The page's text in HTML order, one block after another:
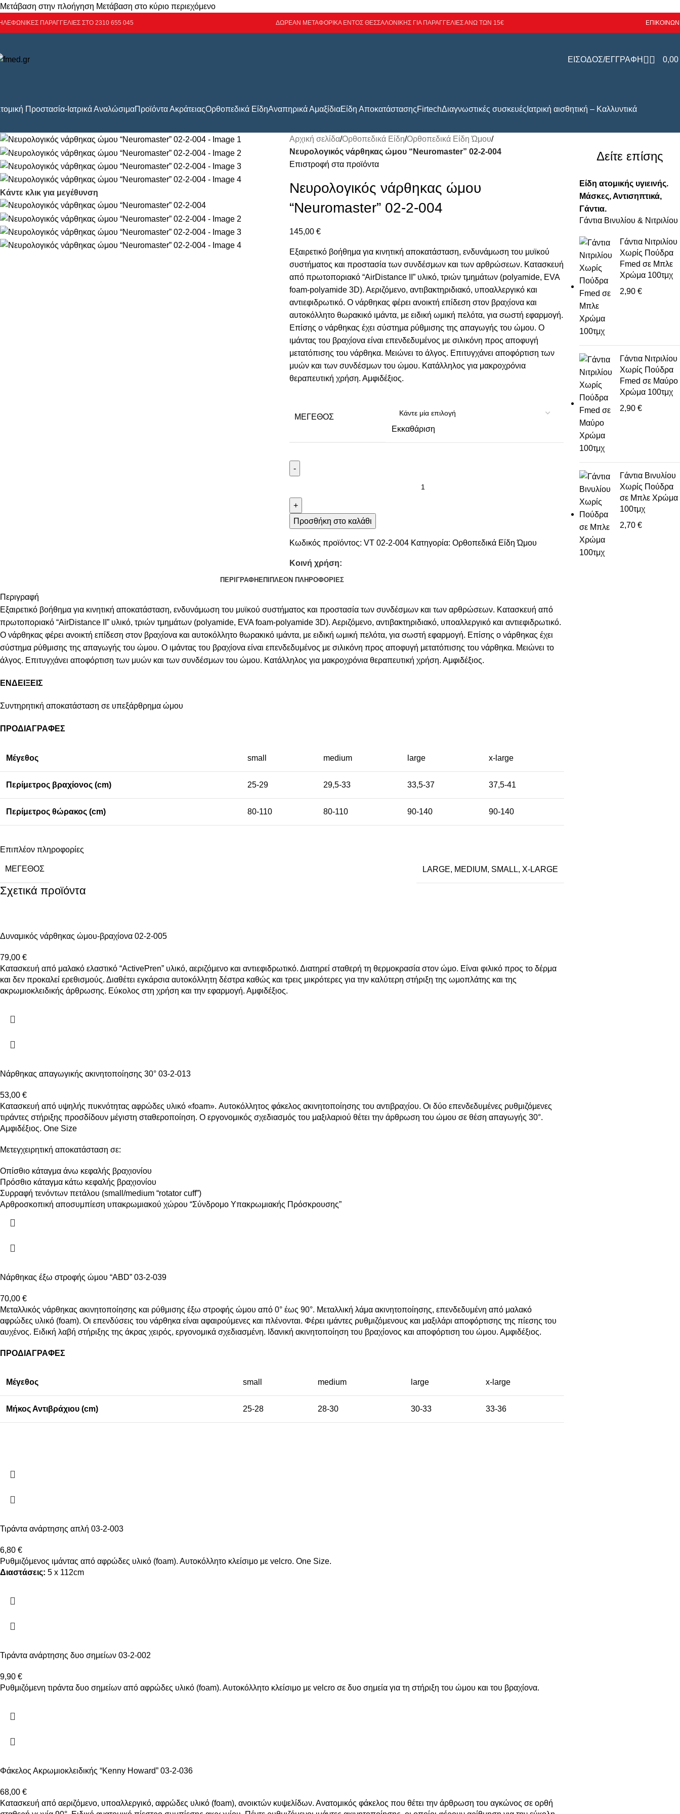
Μετάβαση στην πλοήγηση Μετάβαση στο κύριο περιεχόμενο
ΠΑΡΑΓΓΕΛΙΕΣ ΣΤΟ 2310 655 045 ΔΩΡΕΑΝ ΜΕΤΑΦΟΡΙΚΑ ΕΝΤΟΣ ΘΕΣΣΑΛΟΝΙΚΗΣ ΓΙΑ ΠΑΡΑΓΓΕΛΙΕΣ ΑΝΩ ΤΩΝ 15€
ΕΙΣΟΔΟΣ/ΕΓΓΡΑΦΗ 0,00
Προστασία-Ιατρικά ΑναλώσιμαΠροϊόντα ΑκράτειαςΟρθοπεδικά ΕίδηΑναπηρικά ΑμαξίδιαΕίδη ΑποκατάστασηςFirtechΔιαγνωστικές συσκευές Ιατρική αισθητική – Καλλυντικά
Κάντε κλικ για μεγέθυνση
Αρχική σελίδα/Ορθοπεδικά Είδη/Ορθοπεδικά Είδη Ώμου/
Νευρολογικός νάρθηκας ώμου “Neuromaster” 02-2-004
Επιστροφή στα προϊόντα
Νευρολογικός νάρθηκας ώμου
“Neuromaster” 02-2-004
145,00€
Εξαιρετικό βοήθημα για κινητική αποκατάσταση, ενδυνάμωση του μυϊκού
συστήματος και προστασία των συνδέσμων και των αρθρώσεων. Κατασκευή
από πρωτοποριακό “AirDistance II” υλικό, τριών τμημάτων (polyamide, EVA
foam-polyamide 3D). Αεριζόμενο, αντιβακτηριδιακό, υποαλλεργικό και
αντιεφιδρωτικό. Ο νάρθηκας φέρει ανοικτή επίδεση στον βραχίονα και
αυτοκόλλητο θωρακικό ιμάντα, με ειδική ωμική πελότα, για σωστή εφαρμογή.
Επίσης ο νάρθηκας έχει σύστημα ρύθμισης της απαγωγής του ώμου. Ο
ιμάντας του βραχίονα είναι επενδεδυμένος με σιλικόνη προς αποφυγή
μετατόπισης του νάρθηκα. Μειώνει το άλγος. Επιτυγχάνει αποφόρτιση των
μυών και των συνδέσμων του ώμου. Κατάλληλος για μακροχρόνια
θεραπευτική χρήση. Αμφιδέξιος.
ΜΈΓΕΘΟΣ
Εκκαθάριση
-
+
Προσθήκη στο καλάθι
Κωδικός προϊόντος:VT 02-2-004 Κατηγορία: Ορθοπεδικά Είδη Ώμου
Κοινή χρήση:
ΠΕΡΙΓΡΑΦΉ ΕΠΙΠΛΈΟΝ ΠΛΗΡΟΦΟΡΊΕΣ
Περιγραφή
Εξαιρετικό βοήθημα για κινητική αποκατάσταση, ενδυνάμωση του μυϊκού συστήματος και προστασία των συνδέσμων και των αρθρώσεων. Κατασκευή από
πρωτοποριακό “AirDistance II” υλικό, τριών τμημάτων (polyamide, EVA foam-polyamide 3D). Αεριζόμενο, αντιβακτηριδιακό, υποαλλεργικό και αντιεφιδρωτικό.
Ο νάρθηκας φέρει ανοικτή επίδεση στον βραχίονα και αυτοκόλλητο θωρακικό ιμάντα, με ειδική ωμική πελότα, για σωστή εφαρμογή. Επίσης ο νάρθηκας έχει
σύστημα ρύθμισης της απαγωγής του ώμου. Ο ιμάντας του βραχίονα είναι επενδεδυμένος με σιλικόνη προς αποφυγή μετατόπισης του νάρθηκα. Μειώνει το
άλγος. Επιτυγχάνει αποφόρτιση των μυών και των συνδέσμων του ώμου. Κατάλληλος για μακροχρόνια θεραπευτική χρήση. Αμφιδέξιος.
ΕΝΔΕΙΞΕΙΣ
Συντηρητική αποκατάσταση σε υπεξάρθρημα ώμου
ΠΡΟΔΙΑΓΡΑΦΕΣ
Μέγεθος small medium large x-large
Περίμετρος βραχίονος (cm) 25-29 29,5-33 33,5-37 37,5-41
Περίμετρος θώρακος (cm) 80-110 80-110 90-140 90-140
Επιπλέον πληροφορίες
ΜΈΓΕΘΟΣ LARGE, MEDIUM, SMALL, X-LARGE
Σχετικά προϊόντα
Δυναμικός νάρθηκας ώμου-βραχίονα 02-2-005
79,00 €
Κατασκευή από μαλακό ελαστικό “ActivePren” υλικό, αεριζόμενο και αντιεφιδρωτικό. Διατηρεί σταθερή τη θερμοκρασία στον ώμο. Είναι φιλικό προς το δέρμα
και δεν προκαλεί ερεθισμούς. Διαθέτει εγκάρσια αυτοκόλλητη δέστρα καθώς και τρεις μικρότερες για την καλύτερη στήριξη της ωμοπλάτης και της
ακρωμιοκλειδικής άρθρωσης. Εύκολος στη χρήση και την εφαρμογή. Αμφιδέξιος.
Νάρθηκας απαγωγικής ακινητοποίησης 30° 03-2-013
53,00 €
Κατασκευή από υψηλής πυκνότητας αφρώδες υλικό «foam». Αυτοκόλλητος φάκελος ακινητοποίησης του αντιβραχίου. Οι δύο επενδεδυμένες ρυθμιζόμενες
τιράντες στήριξης προσδίδουν μέγιστη σταθεροποίηση. Ο εργονομικός σχεδιασμός του μαξιλαριού θέτει την άρθρωση του ώμου σε θέση απαγωγής 30°.
Αμφιδέξιος. Οne Size
Μετεγχειρητική αποκατάσταση σε:
Οπίσθιο κάταγμα άνω κεφαλής βραχιονίου
Πρόσθιο κάταγμα κάτω κεφαλής βραχιονίου
Συρραφή τενόντων πετάλου (small/medium “rotator cuff”)
Αρθροσκοπική αποσυμπίεση υπακρωμιακού χώρου “Σύνδρομο Υπακρωμιακής Πρόσκρουσης”
Νάρθηκας έξω στροφής ώμου “ABD” 03-2-039
70,00 €
Μεταλλικός νάρθηκας ακινητοποίησης και ρύθμισης έξω στροφής ώμου από 0° έως 90°. Μεταλλική λάμα ακινητοποίησης, επενδεδυμένη από μαλακό
αφρώδες υλικό (foam). Οι επενδύσεις του νάρθηκα είναι αφαιρούμενες και πλένονται. Φέρει ιμάντες ρυθμιζόμενoυς και μαξιλάρι αποφόρτισης της πίεσης του
αυχένος. Ειδική λαβή στήριξης της άκρας χειρός, εργονομικά σχεδιασμένη. Ιδανική ακινητοποίηση του βραχίονος και αποφόρτιση του ώμου. Αμφιδέξιος.
ΠΡΟΔΙΑΓΡΑΦΕΣ
Μέγεθος small medium large x-large
Μήκος Αντιβράχιου (cm) 25-28 28-30 30-33 33-36
Τιράντα ανάρτησης απλή 03-2-003
6,80 €
Ρυθμιζόμενος ιμάντας από αφρώδες υλικό (foam). Αυτοκόλλητο κλείσιμο με velcro. One Size.
Διαστάσεις: 5 x 112cm
Τιράντα ανάρτησης δυο σημείων 03-2-002
9,90 €
Ρυθμιζόμενη τιράντα δυο σημείων από αφρώδες υλικό (foam). Αυτοκόλλητο κλείσιμο με velcro σε δυο σημεία για τη στήριξη του ώμου και του βραχίονα.
Φάκελος Ακρωμιοκλειδικής “Kenny Howard” 03-2-036
68,00 €
Κατασκευή από αεριζόμενο, υποαλλεργικό, αφρώδες υλικό (foam), ανοικτών κυψελίδων. Ανατομικός φάκελος που θέτει την άρθρωση του αγκώνος σε ορθή
Δείτε επίσης
Είδη ατομικής υγιεινής.
Μάσκες, Αντισηπτικά,
Γάντια.
Γάντια Βινυλίου & Νιτριλίου
Γάντια Νιτριλίου
Χωρίς Πούδρα
Fmed σε Μπλε
Χρώμα 100τμχ
2,90 €
Γάντια Νιτριλίου
Χωρίς Πούδρα
Fmed σε Μαύρο
Χρώμα 100τμχ
2,90 €
Γάντια Βινυλίου
Χωρίς Πούδρα
σε Μπλε Χρώμα
100τμχ
2,70 €